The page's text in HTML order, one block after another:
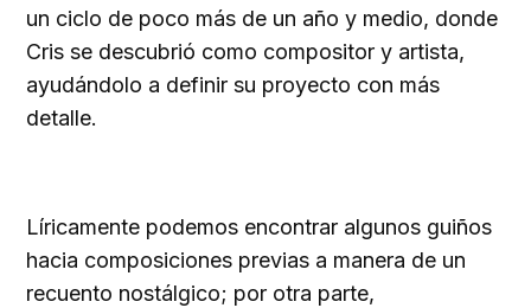
un ciclo de poco más de un año y medio, donde
Cris se descubrió como compositor y artista,
ayudándolo a definir su proyecto con más
detalle.
Líricamente podemos encontrar algunos guiños
hacia composiciones previas a manera de un
recuento nostálgico; por otra parte,